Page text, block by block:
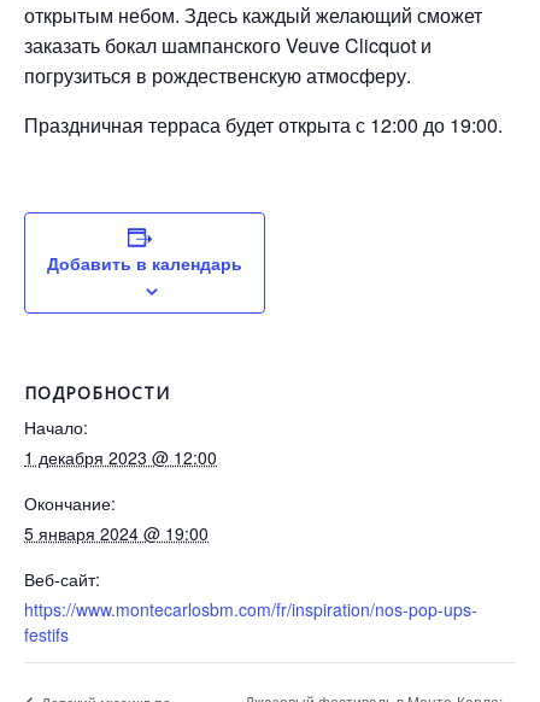
открытым небом. Здесь каждый желающий сможет
заказать бокал шампанского Veuve Clicquot и
погрузиться в рождественскую атмосферу.
Праздничная терраса будет открыта с 12:00 до 19:00.
Добавить в календарь
ПОДРОБНОСТИ
Начало:
1 декабря 2023 @ 12:00
Окончание:
5 января 2024 @ 19:00
Веб-сайт:
https://www.montecarlosbm.com/fr/inspiration/nos-pop-ups-
festifs